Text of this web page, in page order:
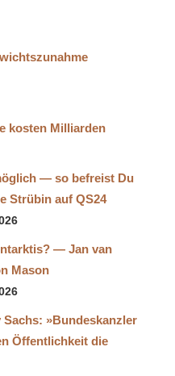
kosten Milliarden
— so befreist Du
Strübin auf QS24
— Jan van
Mason
»Bundeskanzler
Öffentlichkeit die